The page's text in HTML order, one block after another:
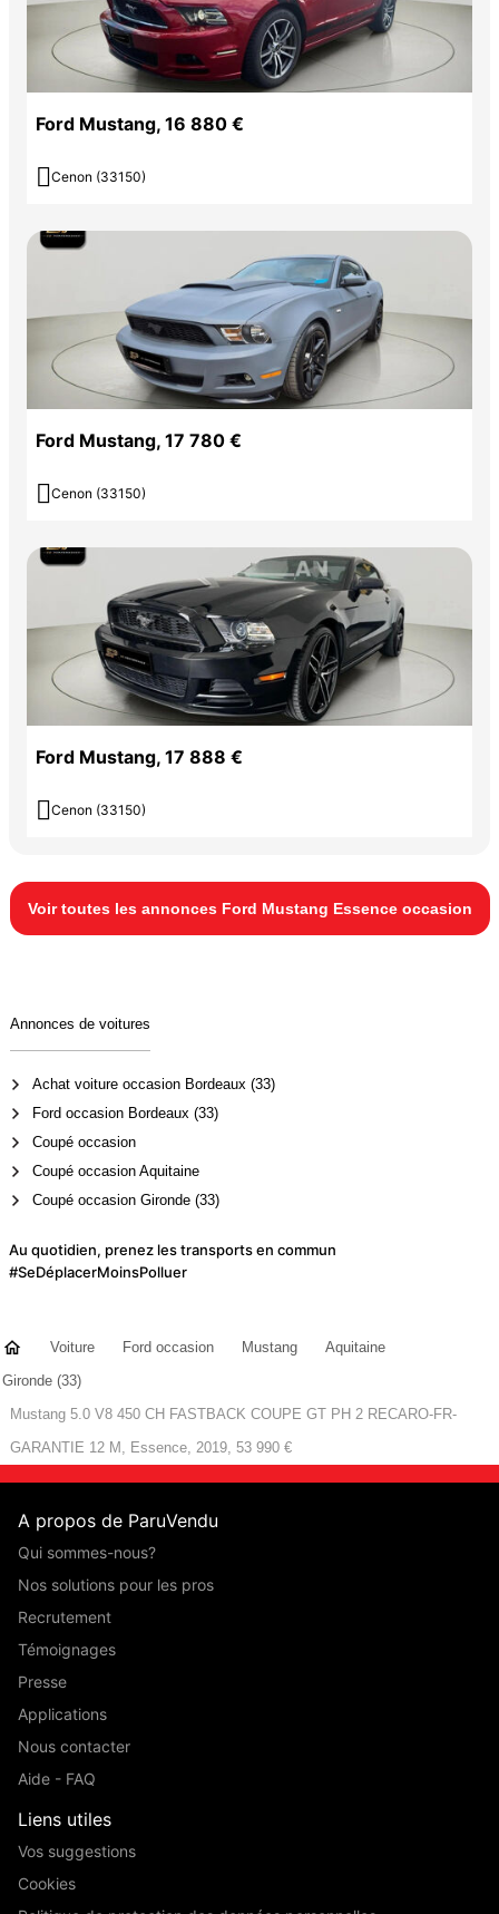
Ford Mustang, 16 880 €
 Cenon (33150)
Ford Mustang, 17 780 €
 Cenon (33150)
Ford Mustang, 17 888 €
 Cenon (33150)
Voir toutes les annonces Ford Mustang Essence occasion
Annonces de voitures
Achat voiture occasion Bordeaux (33)
Ford occasion Bordeaux (33)
Coupé occasion
Coupé occasion Aquitaine
Coupé occasion Gironde (33)
Au quotidien, prenez les transports en commun
#SeDéplacerMoinsPolluer
Voiture Ford occasion Mustang
Aquitaine
Gironde (33)
Mustang 5.0 V8 450 CH FASTBACK COUPE GT PH 2 RECARO-FR-
GARANTIE 12 M, Essence, 2019, 53 990 €
A propos de ParuVendu
Qui sommes-nous?
Nos solutions pour les pros
Recrutement
Témoignages
Presse
Applications
Nous contacter
Aide - FAQ
Liens utiles
Vos suggestions
Cookies